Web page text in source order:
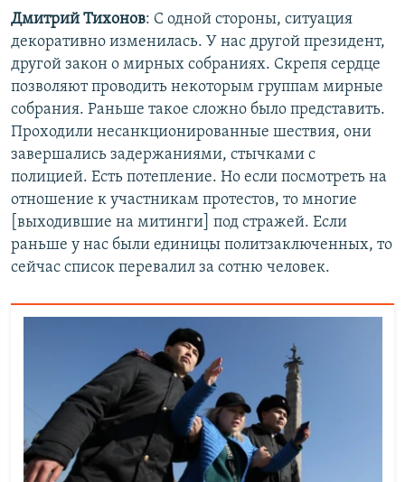
Дмитрий Тихонов: С одной стороны, ситуация
декоративно изменилась. У нас другой президент,
другой закон о мирных собраниях. Скрепя сердце
позволяют проводить некоторым группам мирные
собрания. Раньше такое сложно было представить.
Проходили несанкционированные шествия, они
завершались задержаниями, стычками с
полицией. Есть потепление. Но если посмотреть на
отношение к участникам протестов, то многие
[выходившие на митинги] под стражей. Если
раньше у нас были единицы политзаключенных, то
сейчас список перевалил за сотню человек.